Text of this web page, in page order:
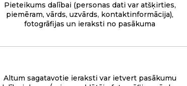
Pieteikums dalībai (personas dati var atšķirties,
piemēram, vārds, uzvārds, kontaktinformācija),
fotogrāfijas un ieraksti no pasākuma
Altum sagatavotie ieraksti var ietvert pasākumu